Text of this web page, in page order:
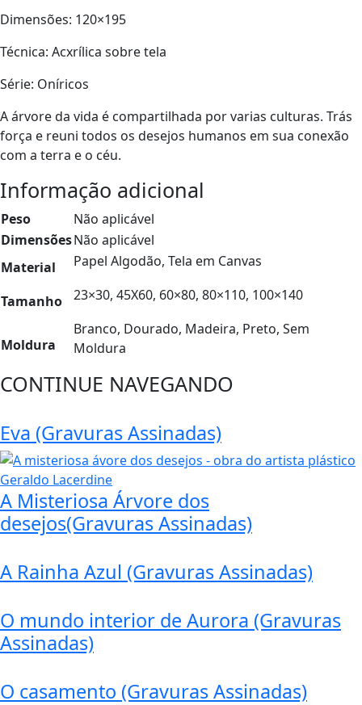
Dimensões: 120×195
Técnica: Acxrílica sobre tela
Série: Oníricos
A árvore da vida é compartilhada por varias culturas. Trás
força e reuni todos os desejos humanos em sua conexão
com a terra e o céu.
Informação adicional
Peso
Não aplicável
DimensõesNão aplicável
Material
Papel Algodão, Tela em Canvas
Tamanho 23×30, 45X60, 60×80, 80×110, 100×140
Moldura
Branco, Dourado, Madeira, Preto, Sem
Moldura
CONTINUE NAVEGANDO
Eva (Gravuras Assinadas)
A Misteriosa Árvore dos
desejos(Gravuras Assinadas)
A Rainha Azul (Gravuras Assinadas)
O mundo interior de Aurora (Gravuras
Assinadas)
O casamento (Gravuras Assinadas)